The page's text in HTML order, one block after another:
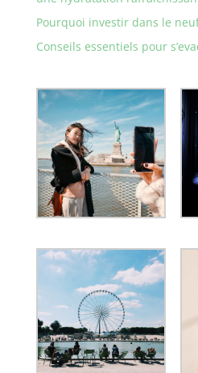
Pourquoi investir dans le
Conseils essentiels pour